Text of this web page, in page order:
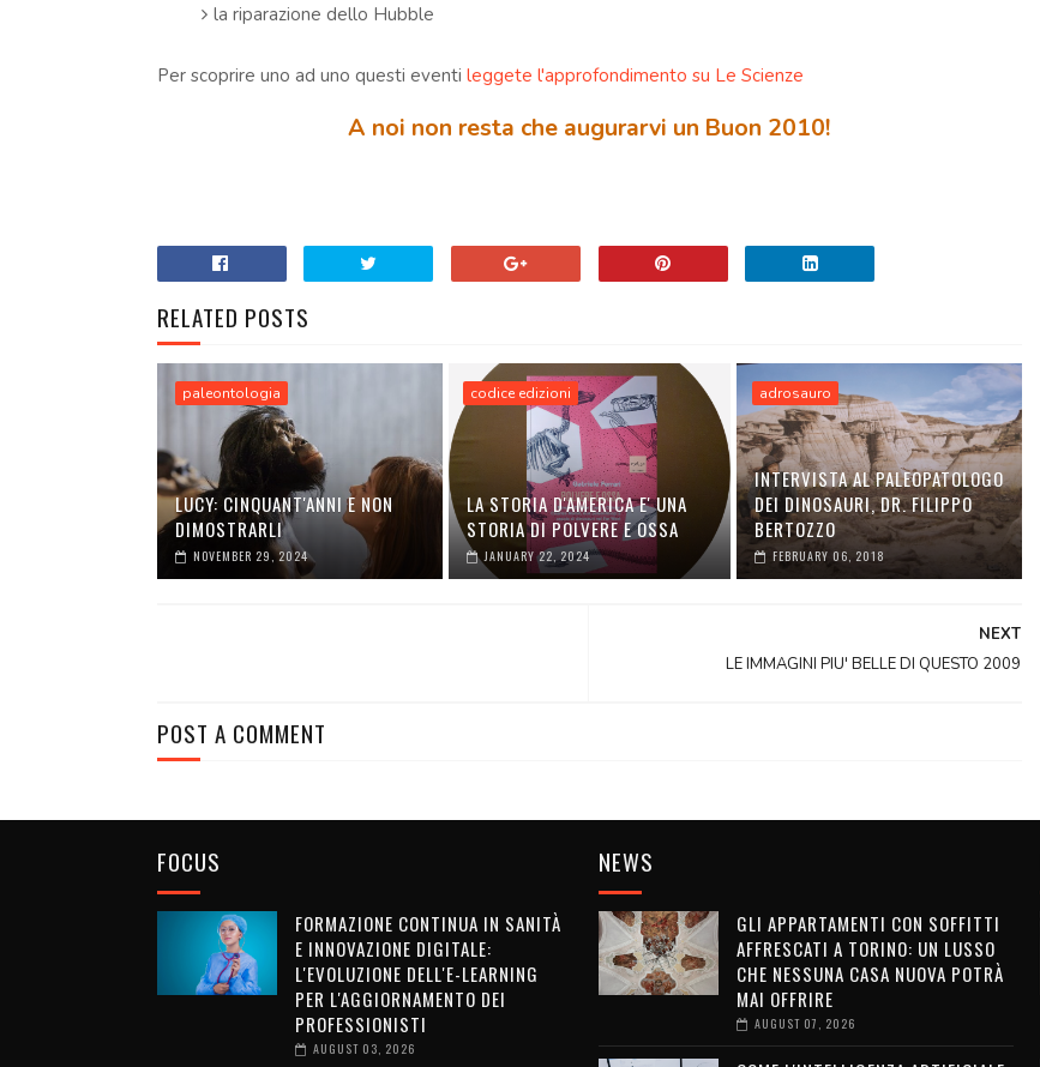
la riparazione dello Hubble
Per scoprire uno ad uno questi eventi leggete l'approfondimento su Le Scienze
A noi non resta che augurarvi un Buon 2010!
RELATED POSTS
paleontologia
LUCY: CINQUANT'ANNI E NON
DIMOSTRARLI
NOVEMBER 29, 2024
codice edizioni
LA STORIA D'AMERICA E' UNA
STORIA DI POLVERE E OSSA
JANUARY 22, 2024
adrosauro
INTERVISTA AL PALEOPATOLOGO
DEI DINOSAURI, DR. FILIPPO
BERTOZZO
FEBRUARY 06, 2018
NEXT
LE IMMAGINI PIU' BELLE DI QUESTO 2009
POST A COMMENT
FOCUS
FORMAZIONE CONTINUA IN SANITÀ
E INNOVAZIONE DIGITALE:
L'EVOLUZIONE DELL'E-LEARNING
PER L'AGGIORNAMENTO DEI
PROFESSIONISTI
AUGUST 03, 2026
NEWS
GLI APPARTAMENTI CON SOFFITTI
AFFRESCATI A TORINO: UN LUSSO
CHE NESSUNA CASA NUOVA POTRÀ
MAI OFFRIRE
AUGUST 07, 2026